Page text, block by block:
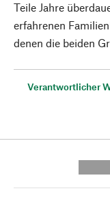
Teile Jahre
erfahrenen
denen die beiden
Verantwortlicher